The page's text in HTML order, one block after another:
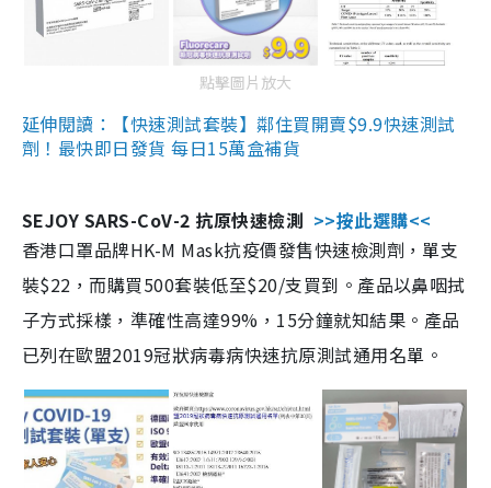
點擊圖片放大
延伸閱讀：【快速測試套裝】鄰住買開賣$9.9快速測試
劑！最快即日發貨 每日15萬盒補貨
SEJOY SARS-CoV-2 抗原快速檢測 >>按此選購<<
香港口罩品牌HK-M Mask抗疫價發售快速檢測劑，單支
裝$22，而購買500套裝低至$20/支買到。產品以鼻咽拭
子方式採樣，準確性高達99%，15分鐘就知結果。產品
已列在歐盟2019冠狀病毒病快速抗原測試通用名單。